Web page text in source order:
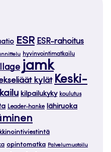
ESR ESR-rahoitus
hyvinvointimatkailu
jamk
kylät Keski-
kilpailukyky koulutus
Leader-hanke lähiruoka
opintomatka Palvelumuotoilu